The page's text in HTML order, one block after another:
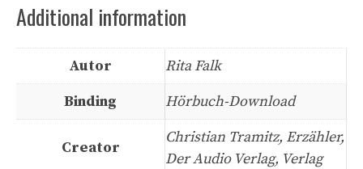
Additional information
Autor
Rita Falk
Binding
Hörbuch-Download
Creator
Christian Tramitz, Erzähler,
Der Audio Verlag, Verlag